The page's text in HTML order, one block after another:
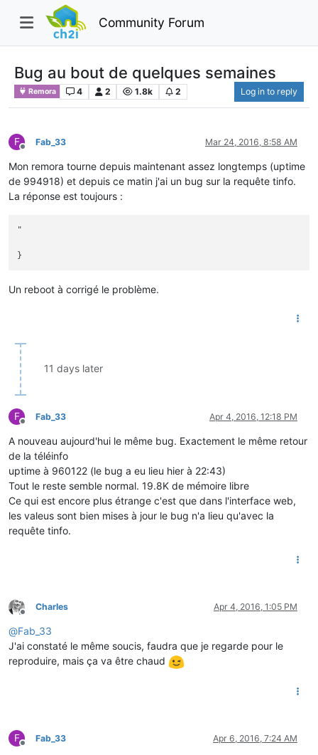
Community Forum
Bug au bout de quelques semaines
Remora 4 2 1.8k 2 Log in to reply
F
Offline
Fab_33 Mar 24, 2016, 8:58 AM
Mon remora tourne depuis maintenant assez longtemps (uptime
de 994918) et depuis ce matin j'ai un bug sur la requête tinfo.
La réponse est toujours :
"
Un reboot à corrigé le problème.
11 days later
F
Offline
Fab_33 Apr 4, 2016, 12:18 PM
A nouveau aujourd'hui le même bug. Exactement le même retour
de la téléinfo
uptime à 960122 (le bug a eu lieu hier à 22:43)
Tout le reste semble normal. 19.8K de mémoire libre
Ce qui est encore plus étrange c'est que dans l'interface web,
les valeus sont bien mises à jour le bug n'a lieu qu'avec la
requête tinfo.
Offline
Charles Apr 4, 2016, 1:05 PM
@Fab_33
J'ai constaté le même soucis, faudra que je regarde pour le
reproduire, mais ça va être chaud
F
Offline
Fab_33 Apr 6, 2016, 7:24 AM